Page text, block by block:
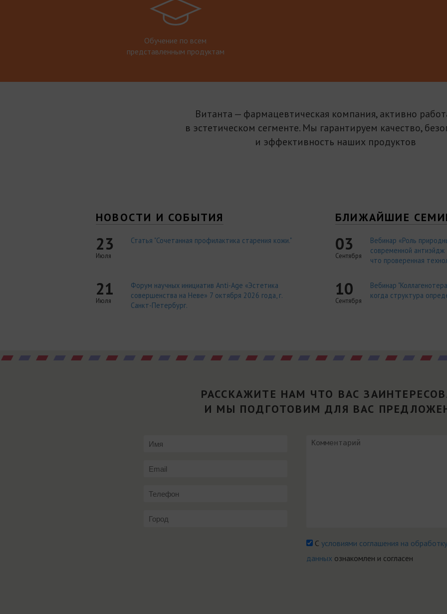
Обучение по всем
представленным продуктам
Витанта — фармацевтическая компания, активно
в эстетическом сегменте. Мы гарантируем качество,
и эффективность наших продуктов
НОВОСТИ И СОБЫТИЯ
23
Июля
Статья "Сочетанная профилактика старения кожи."
21
Июля
Форум научных инициатив Anti-Age «Эстетика
совершенства на Неве» 7 октября 2026 года, г.
Санкт-Петербург.
БЛИЖАЙШИЕ
03
Сентября
Вебинар «Роль
современной
что проверенная
10
Сентября
Вебинар
когда структура
РАССКАЖИТЕ НАМ ЧТО ВАС
И МЫ ПОДГОТОВИМ ДЛЯ ВАС
Сусловиями соглашения на
данных ознакомлен и согласен